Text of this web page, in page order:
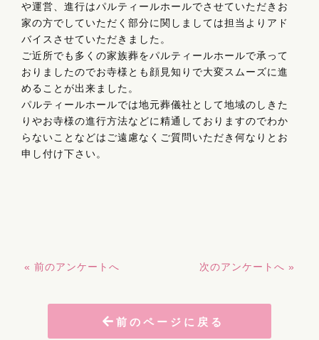
や運営、進行はパルティールホールでさせていただきお
家の方でしていただく部分に関しましては担当よりアド
バイスさせていただきました。
ご近所でも多くの家族葬をパルティールホールで承って
おりましたのでお寺様とも顔見知りで大変スムーズに進
めることが出来ました。
パルティールホールでは地元葬儀社として地域のしきた
りやお寺様の進行方法などに精通しておりますのでわか
らないことなどはご遠慮なくご質問いただき何なりとお
申し付け下さい。
« 前のアンケートへ 次のアンケートへ »
前のページに戻る